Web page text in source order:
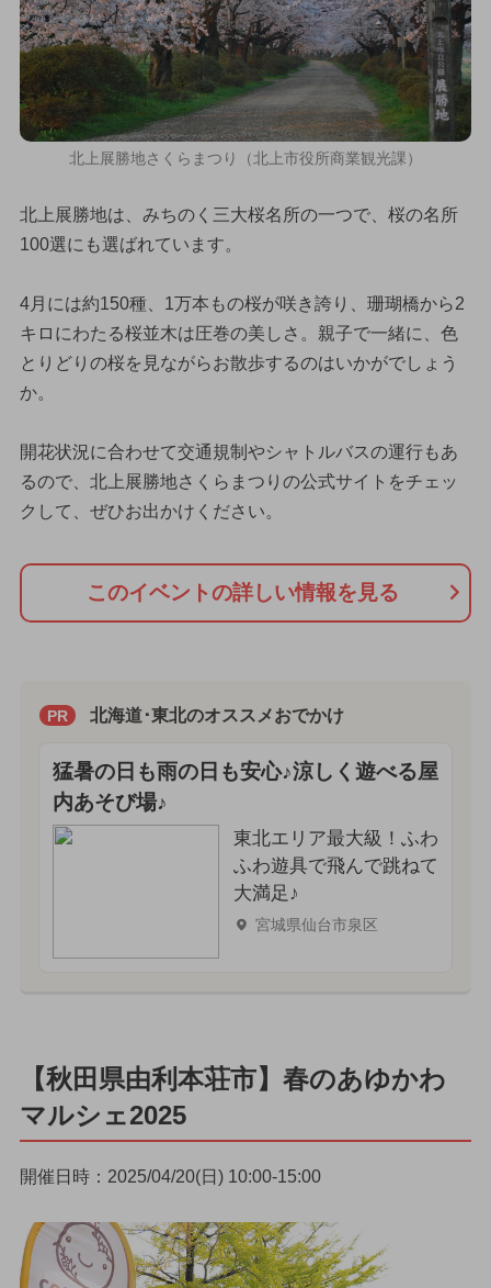
北上展勝地さくらまつり（北上市役所商業観光課）
北上展勝地は、みちのく三大桜名所の一つで、桜の名所
100選にも選ばれています。
4月には約150種、1万本もの桜が咲き誇り、珊瑚橋から2
キロにわたる桜並木は圧巻の美しさ。親子で一緒に、色
とりどりの桜を見ながらお散歩するのはいかがでしょう
か。
開花状況に合わせて交通規制やシャトルバスの運行もあ
るので、北上展勝地さくらまつりの公式サイトをチェッ
クして、ぜひお出かけください。
このイベントの詳しい情報を見る
PR 北海道･東北のオススメおでかけ
猛暑の日も雨の日も安心♪涼しく遊べる屋
内あそび場♪
東北エリア最大級！ふわ
ふわ遊具で飛んで跳ねて
大満足♪
宮城県仙台市泉区
【秋田県由利本荘市】春のあゆかわ
マルシェ2025
開催日時：2025/04/20(日) 10:00-15:00